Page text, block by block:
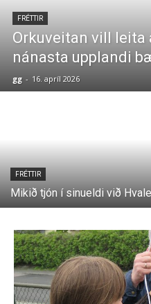
FRÉTTIR
Orkuveitan vill leita
nánasta upplandi
gg - 16. apríl 2026
FRÉTTIR
Mikið tjón í sinueldi við